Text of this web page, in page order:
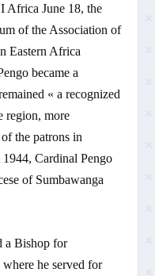
Africa June 18, the
of the Association of
Eastern Africa
became a
« a recognized
region, more
the patrons in
Cardinal Pengo
of Sumbawanga
a Bishop for
where he served for